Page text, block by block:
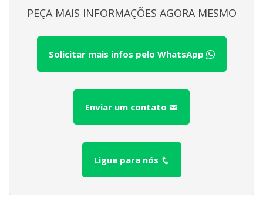
PEÇA MAIS INFORMAÇÕES AGORA MESMO
Solicitar mais infos pelo WhatsApp
Enviar um contato
Ligue para nós